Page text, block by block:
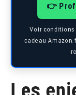
👉
Voir conditions
cadeau
Les